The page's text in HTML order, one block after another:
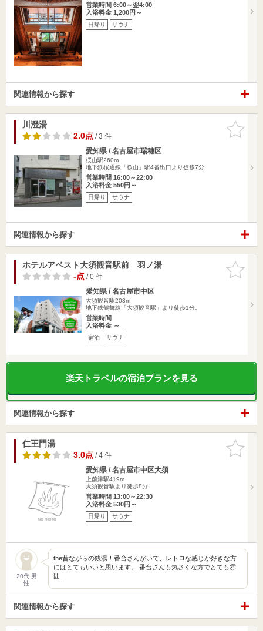
営業時間 6:00～翌4:00
入浴料金 1,200円～
日帰り サウナ
関連情報から探す
お気に入
りに追加
川澄湯
2.0点/ 3 件
愛知県 / 名古屋市瑞穂区
桜山駅260m
地下鉄桜通線「桜山」駅4番出口より徒歩7分
営業時間 16:00～22:00
入浴料金 550円～
日帰り サウナ
関連情報から探す
お気に入
りに追加
ホテルアベスト大須観音駅前 羽ノ湯
-点/ 0 件
愛知県 / 名古屋市中区
大須観音駅203m
地下鉄鶴舞線「大須観音駅」より徒歩1分。
営業時間
入浴料金 ～
宿泊 サウナ
楽天トラベルの宿泊プランを見る
関連情報から探す
お気に入
りに追加
仁王門湯
3.0点/ 4 件
愛知県 / 名古屋市中区大須
上前津駅419m
大須観音駅より徒歩8分
営業時間 13:00～22:30
入浴料金 530円～
日帰り サウナ
20代 男
性
the昔ながらの銭湯！番台さんがいて、レトロな感じが好きな方
にはとてもいいと思います。 番台さんも気さくな方でとても雰
囲…
関連情報から探す